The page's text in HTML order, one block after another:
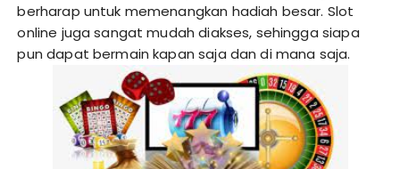
berharap untuk memenangkan hadiah besar. Slot
online juga sangat mudah diakses, sehingga siapa
pun dapat bermain kapan saja dan di mana saja.